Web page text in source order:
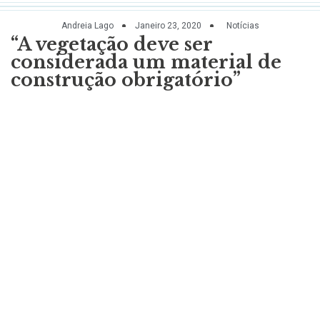
Andreia Lago Janeiro 23, 2020 Notícias
“A vegetação deve ser
considerada um material de
construção obrigatório”